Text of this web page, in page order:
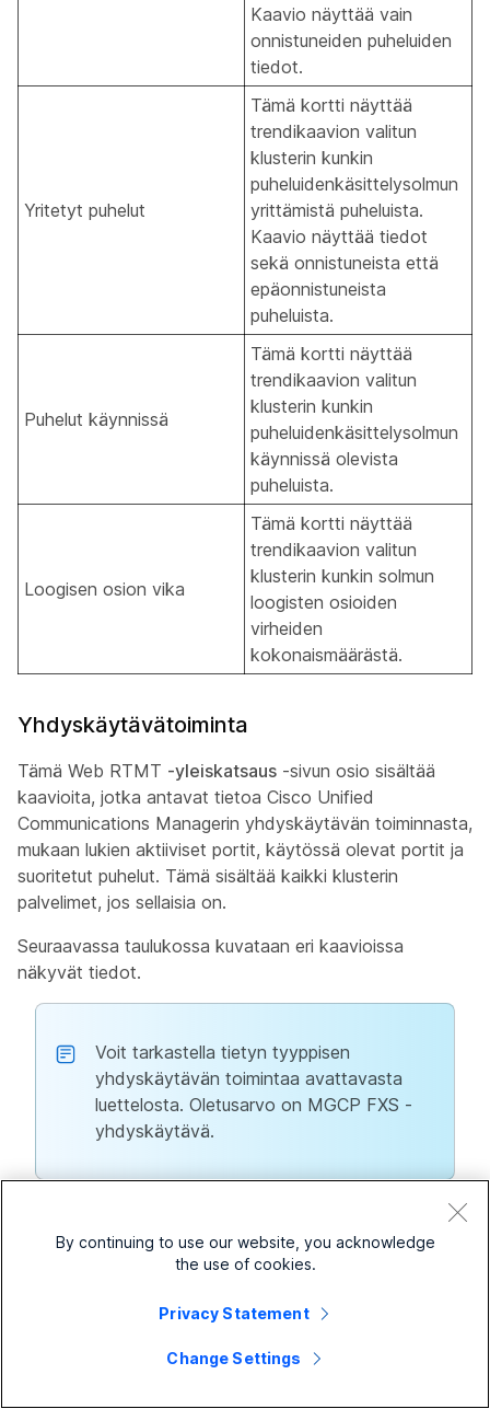
Kaavio näyttää vain
onnistuneiden puheluiden
tiedot.
Yritetyt puhelut
Tämä kortti näyttää
trendikaavion valitun
klusterin kunkin
puheluidenkäsittelysolmun
yrittämistä puheluista.
Kaavio näyttää tiedot
sekä onnistuneista että
epäonnistuneista
puheluista.
Puhelut käynnissä
Tämä kortti näyttää
trendikaavion valitun
klusterin kunkin
puheluidenkäsittelysolmun
käynnissä olevista
puheluista.
Loogisen osion vika
Tämä kortti näyttää
trendikaavion valitun
klusterin kunkin solmun
loogisten osioiden
virheiden
kokonaismäärästä.
Yhdyskäytävätoiminta
Tämä Web RTMT -yleiskatsaus -sivun osio sisältää
kaavioita, jotka antavat tietoa Cisco Unified
Communications Managerin yhdyskäytävän toiminnasta,
mukaan lukien aktiiviset portit, käytössä olevat portit ja
suoritetut puhelut. Tämä sisältää kaikki klusterin
palvelimet, jos sellaisia on.
Seuraavassa taulukossa kuvataan eri kaavioissa
näkyvät tiedot.
Voit tarkastella tietyn tyyppisen
yhdyskäytävän toimintaa avattavasta
luettelosta. Oletusarvo on MGCP FXS -
yhdyskäytävä.
Tämä kortti näyttää
puheluiden käsittelysolmun
jotka reititetään valitun
By continuing to use our website, you acknowledge
the use of cookies.
Privacy Statement
Change Settings